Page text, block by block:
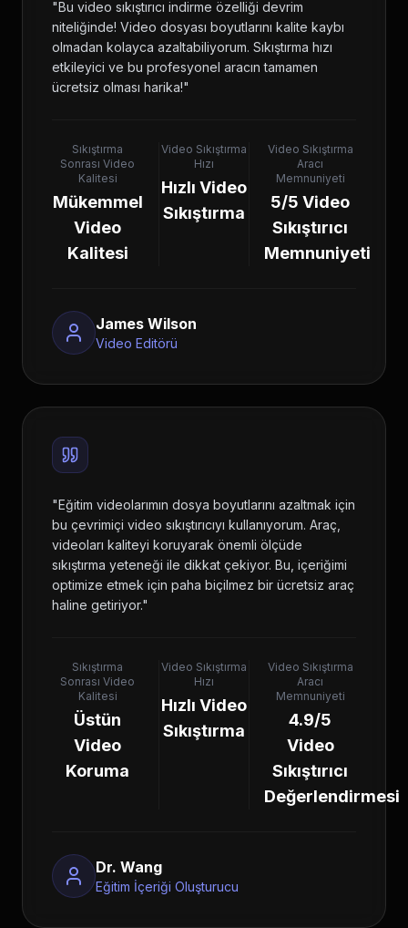
"Bu video sıkıştırıcı indirme özelliği devrim
niteliğinde! Video dosyası boyutlarını kalite kaybı
olmadan kolayca azaltabiliyorum. Sıkıştırma hızı
etkileyici ve bu profesyonel aracın tamamen
ücretsiz olması harika!"
Sıkıştırma
Sonrası Video
Kalitesi
Mükemmel
Video
Kalitesi
Video Sıkıştırma
Hızı
Hızlı Video
Sıkıştırma
Video Sıkıştırma
Aracı
Memnuniyeti
5/5 Video
Sıkıştırıcı
Memnuniyeti
James Wilson
Video Editörü
"Eğitim videolarımın dosya boyutlarını azaltmak için
bu çevrimiçi video sıkıştırıcıyı kullanıyorum. Araç,
videoları kaliteyi koruyarak önemli ölçüde
sıkıştırma yeteneği ile dikkat çekiyor. Bu, içeriğimi
optimize etmek için paha biçilmez bir ücretsiz araç
haline getiriyor."
Sıkıştırma
Sonrası Video
Kalitesi
Üstün
Video
Koruma
Video Sıkıştırma
Hızı
Hızlı Video
Sıkıştırma
Video Sıkıştırma
Aracı
Memnuniyeti
4.9/5
Video
Sıkıştırıcı
Değerlendirmesi
Dr. Wang
Eğitim İçeriği Oluşturucu